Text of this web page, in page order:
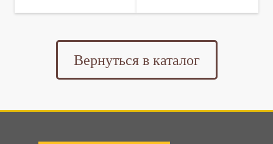
Вернуться в каталог